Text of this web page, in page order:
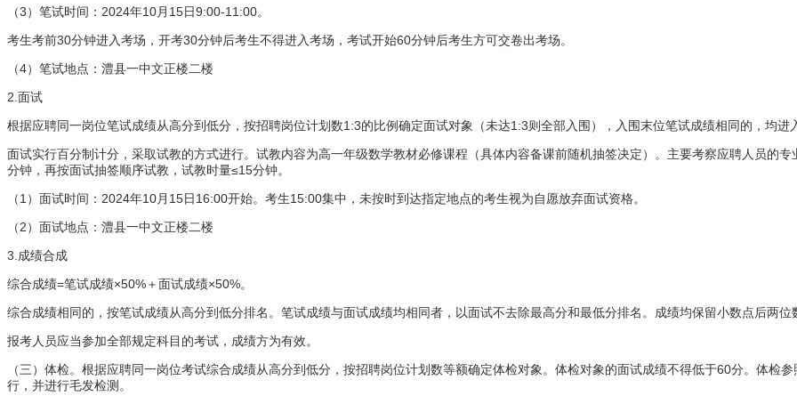
（3 ）笔试时间： 2024年10 月 15日9:00-11:00。
考生考前30分钟进入考场，开考30分钟后考生不得进入考场，考试开始60分钟后考生方可交卷出考场。
（4）笔试地点：澧县一中文正楼二楼
2. 面试
根据应聘同一岗位笔试成绩从高分到低分，按招聘岗位计划数1:3的比例确定面试对象（未达1:3则全部入围），入围末位笔试成绩相同的，均进
面试实行百分制计分，采取试教的方式进行。试教内容为高一年级数学教材必修课程（具体内容备课前随机抽签决定）。主要考察应聘人员的
分钟，再按面试抽签顺序试教，试教时量≤15分钟。
（ 1 ）面试时间： 2024年10 月 15日 16:00开始。考生15:00集中，未按时到达指定地点的考生视为自愿放弃面试资格。
（ 2 ）面试地点：澧县一中文正楼二楼
3. 成绩合成
综合成绩=笔试成绩×50% ＋面试成绩×50%。
综合成绩相同的，按笔试成绩从高分到低分排名。笔试成绩与面试成绩均相同者，以面试不去除最高分和最低分排名。成绩均保留小数点后两位
报考人员应当参加全部规定科目的考试，成绩方为有效。
（三）体检。根据应聘同一岗位考试综合成绩从高分到低分，按招聘岗位计划数等额确定体检对象。体检对象的面试成绩不得低于60分。体检参
行，并进行毛发检测。